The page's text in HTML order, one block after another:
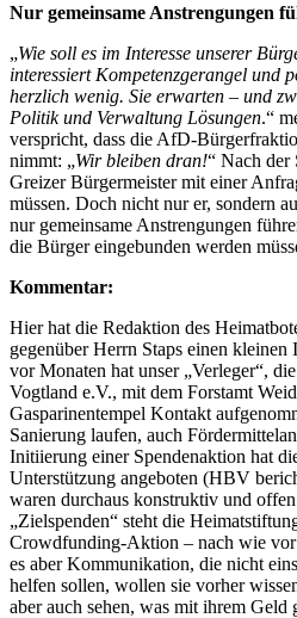
Nur gemeinsame Anstrengungen
„Wie soll es im Interesse unserer
interessiert Kompetenzgerangel und
herzlich wenig. Sie erwarten – und
Politik und Verwaltung Lösungen.“
verspricht, dass die AfD-
nimmt: „Wir bleiben dran!“ Nach der
Greizer Bürgermeister mit einer
müssen. Doch nicht nur er, sondern
nur gemeinsame Anstrengungen
die Bürger eingebunden werden
Kommentar:
Hier hat die Redaktion des
gegenüber Herrn Staps einen
vor Monaten hat unser „Verleger“,
Vogtland e.V., mit dem Forstamt
Gasparinentempel Kontakt
Sanierung laufen, auch
Initiierung einer Spendenaktion hat
Unterstützung angeboten (HBV
waren durchaus konstruktiv und
„Zielspenden“ steht die
Crowdfunding-Aktion – nach wie
es aber Kommunikation, die nicht
helfen sollen, wollen sie vorher
aber auch sehen, was mit ihrem Geld